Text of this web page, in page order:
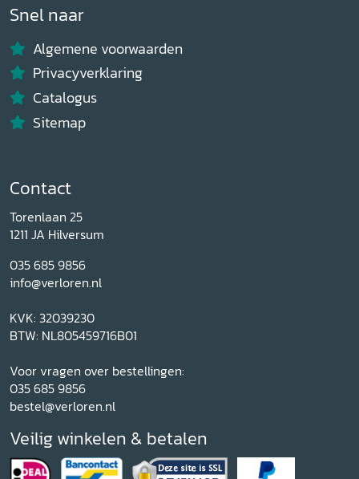
Snel naar
Algemene voorwaarden
Privacyverklaring
Catalogus
Sitemap
Contact
Torenlaan 25
1211 JA Hilversum
035 685 9856
info@verloren.nl
KVK: 32039230
BTW: NL805459716B01
Voor vragen over bestellingen:
035 685 9856
bestel@verloren.nl
Veilig winkelen & betalen